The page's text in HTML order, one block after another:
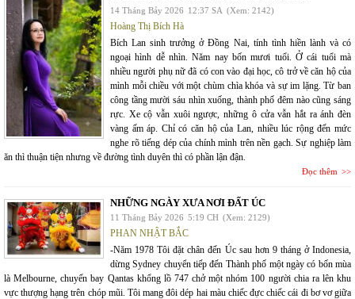
14 Tháng Bảy 2026 12:37 SA (Xem: 2142)
Hoàng Thị Bích Hà
Bích Lan sinh trưởng ở Đồng Nai, tính tình hiền lành và có
ngoại hình dễ nhìn. Năm nay bốn mươi tuổi. Ở cái tuổi mà
nhiều người phụ nữ đã có con vào đại học, cô trở về căn hộ của
mình mỗi chiều với một chùm chìa khóa và sự im lặng. Từ ban
công tầng mười sáu nhìn xuống, thành phố đêm nào cũng sáng
rực. Xe cộ vẫn xuôi ngược, những ô cửa vẫn hắt ra ánh đèn
vàng ấm áp. Chỉ có căn hộ của Lan, nhiều lúc rộng đến mức
nghe rõ tiếng dép của chính mình trên nền gạch. Sự nghiệp làm
ăn thì thuận tiện nhưng về đường tình duyên thì có phần lận đận.
Đọc thêm
NHỮNG NGÀY XƯA NƠI ĐẤT ÚC
11 Tháng Bảy 2026 5:19 CH (Xem: 2129)
PHAN NHẬT BẮC
-Năm 1978 Tôi đặt chân đến Úc sau hơn 9 tháng ở Indonesia,
dừng Sydney chuyển tiếp đến Thành phố một ngày có bốn mùa
là Melbourne, chuyến bay Qantas khổng lồ 747 chở một nhóm 100 người chia ra lên khu
vực thượng hạng trên chóp mũi. Tôi mang đôi dép hai màu chiếc đực chiếc cái đi bơ vơ giữa